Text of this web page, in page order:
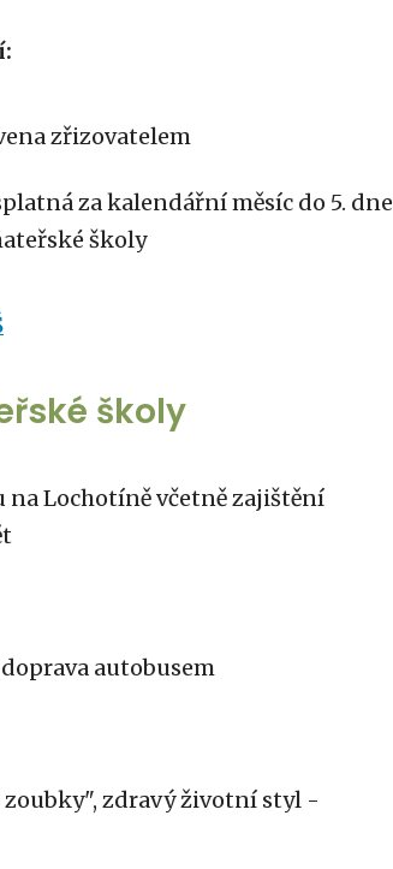
zřizovatelem
za kalendářní měsíc do 5. dne
školy
školy
na Lochotíně včetně zajištění
autobusem
zdravý životní styl -